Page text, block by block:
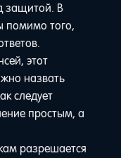
защитой. В
помимо того,
этот
назвать
следует
простым, а
разрешается